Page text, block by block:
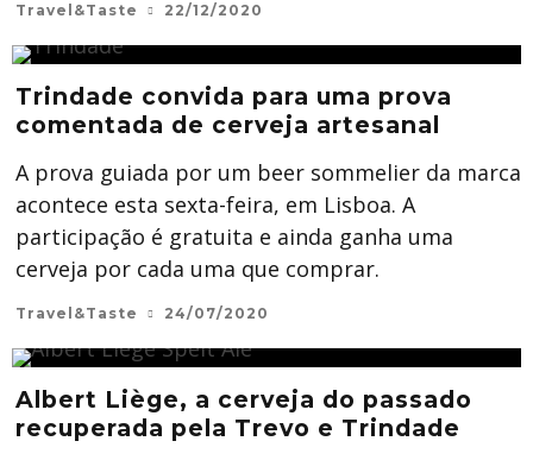
Travel&Taste 22/12/2020
Trindade convida para uma prova
comentada de cerveja artesanal
A prova guiada por um beer sommelier da marca
acontece esta sexta-feira, em Lisboa. A
participação é gratuita e ainda ganha uma
cerveja por cada uma que comprar.
Travel&Taste 24/07/2020
Albert Liège, a cerveja do passado
recuperada pela Trevo e Trindade